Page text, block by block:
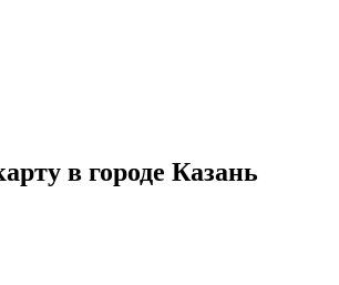
в городе Казань